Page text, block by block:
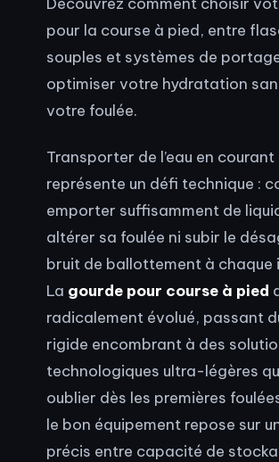
pour la course à pied, entre
souples et systèmes de
optimiser votre hydratation
votre foulée.
Transporter de l’eau en courant
représente un défi technique :
emporter suffisamment de
altérer sa foulée ni subir le
bruit de ballottement à chaque
La gourde pour course à pied
radicalement évolué, passant
rigide encombrant à des
technologiques ultra-légères
oublier dès les premières
le bon équipement repose sur
précis entre capacité de